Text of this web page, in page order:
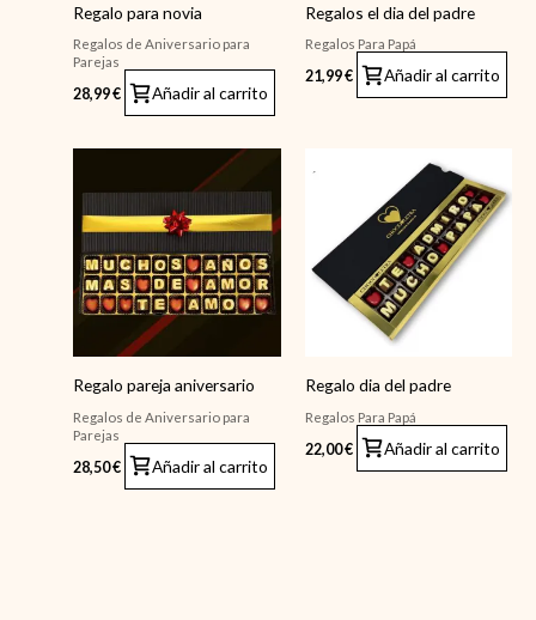
Regalo para novia
Regalos de Aniversario para
Parejas
28,99€ Añadir al carrito
Regalos el dia del padre
Regalos Para Papá
21,99€ Añadir al carrito
Regalo pareja aniversario
Regalos de Aniversario para
Parejas
28,50€ Añadir al carrito
Regalo dia del padre
Regalos Para Papá
22,00€ Añadir al carrito